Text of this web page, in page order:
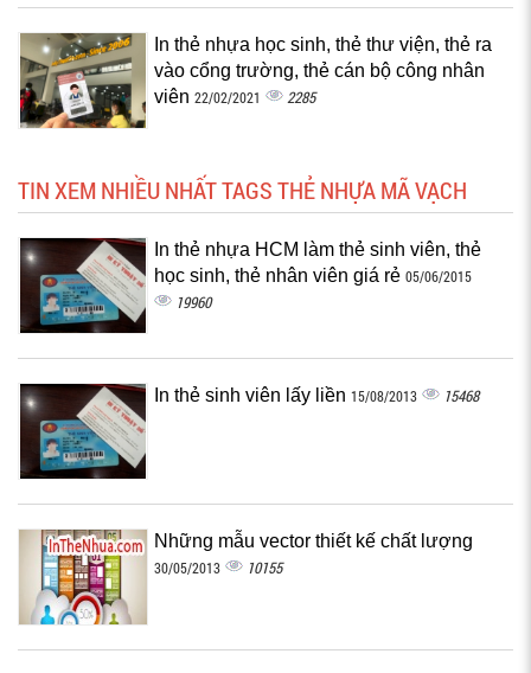
In thẻ nhựa học sinh, thẻ thư viện, thẻ ra
vào cổng trường, thẻ cán bộ công nhân
viên 22/02/2021 2285
TIN XEM NHIỀU NHẤT TAGS THẺ NHỰA MÃ VẠCH
In thẻ nhựa HCM làm thẻ sinh viên, thẻ
học sinh, thẻ nhân viên giá rẻ 05/06/2015
19960
In thẻ sinh viên lấy liền 15/08/2013 15468
Những mẫu vector thiết kế chất lượng
30/05/2013 10155